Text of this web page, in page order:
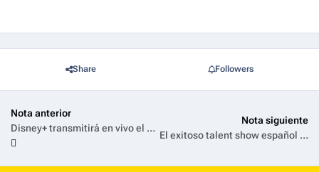
Share Followers
Nota anterior
Disney+ transmitirá en vivo el Festival Quilmes Rock 2025 desde Buenos Aires, Argentina el 5, 6, 12 y 13 de abril
Nota siguiente
El exitoso talent show español ‘Tu cara me suena’ regresa a Antena 3 Internacional el próximo 4 de abril